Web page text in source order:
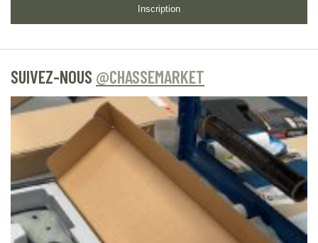
Inscription
SUIVEZ-NOUS @CHASSEMARKET